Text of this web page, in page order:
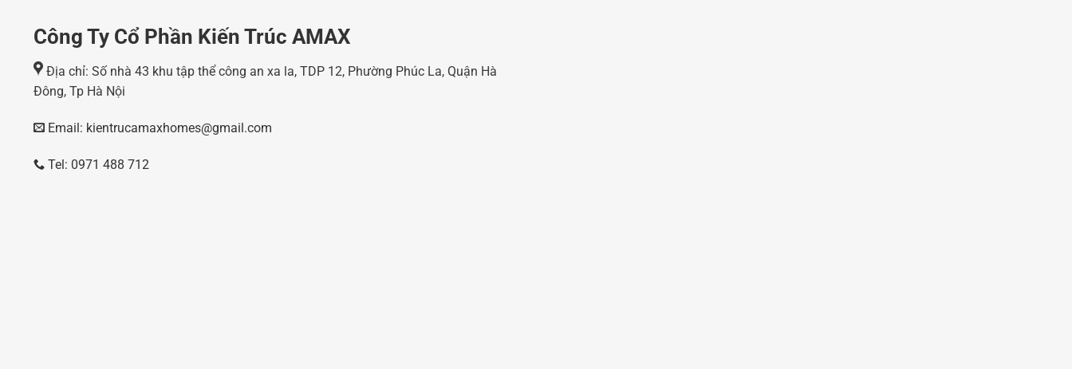
Công Ty Cổ Phần Kiến Trúc AMAX
Địa chỉ: Số nhà 43 khu tập thể công an xa la, TDP 12, Phường Phúc La, Quận Hà
Đông, Tp Hà Nội
Email: kientrucamaxhomes@gmail.com
Tel: 0971 488 712